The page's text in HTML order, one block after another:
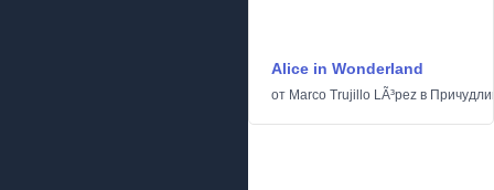
Alice in Wonderland
от Marco Trujillo LÃ³pez в